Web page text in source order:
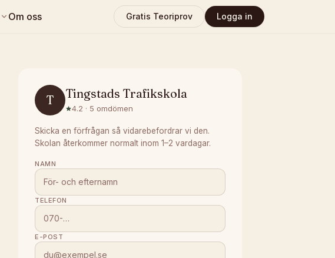
Om oss Gratis Teoriprov Logga in
T Tingstads Trafikskola
4.2 · 5 omdömen
Skicka en förfrågan så vidarebefordrar vi den.
Skolan återkommer normalt inom 1–2 vardagar.
NAMN
TELEFON
E-POST